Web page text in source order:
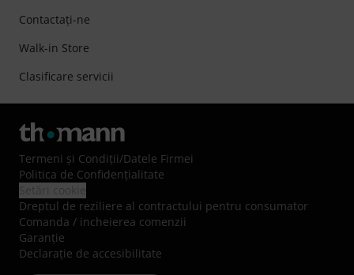
Contactaţi-ne
Walk-in Store
Clasificare servicii
Termeni şi Condiţii/Datele Firmei
Politica de Confidenţialitate
Dreptul de reziliere al contractului pentru consumator
Comanda / incheierea comenzii
Garanție
Declarație de accesibilitate